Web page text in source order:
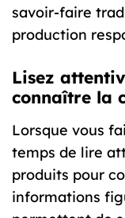
savoir-faire
production
Lisez
connaître la
Lorsque vous
temps de lire
produits pour
informations